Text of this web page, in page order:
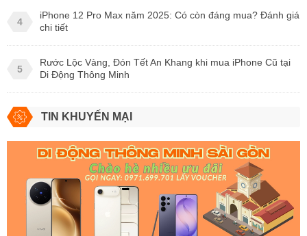
4
iPhone 12 Pro Max năm 2025: Có còn đáng mua? Đánh giá
chi tiết
5
Rước Lộc Vàng, Đón Tết An Khang khi mua iPhone Cũ tại
Di Động Thông Minh
TIN KHUYẾN MẠI